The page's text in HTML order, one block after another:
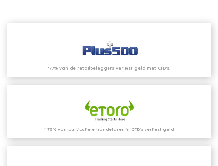
*77% van de retailbeleggers verliest geld met CFD’s.
* 75% van particuliere handelaren in CFD's verliest geld